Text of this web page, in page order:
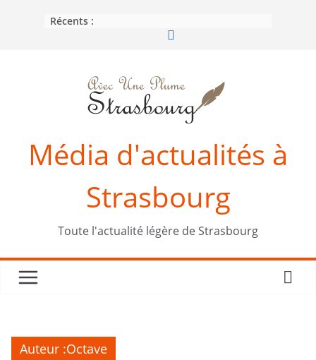
Récents :
Média d'actualités à
Strasbourg
Toute l'actualité légère de Strasbourg
Auteur :Octave